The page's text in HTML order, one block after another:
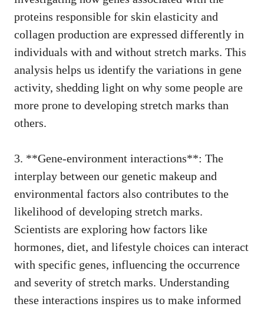
proteins⁢ responsible for skin⁢ elasticity and
collagen⁤ production are expressed differently in
individuals with and without stretch marks. This
⁢analysis helps us ‌identify the variations in gene ​
activity, shedding light on why some ⁢people are
more prone ‍to ​developing​ stretch marks than ​
others.
3.⁣ **Gene-environment interactions**: The
interplay between our genetic makeup and
environmental factors also‍ contributes to the
⁣likelihood ​of developing stretch ​marks.
Scientists⁤ are exploring how factors ​like
hormones, diet,⁢ and lifestyle ⁤choices ⁤can‍ interact
with specific genes, ⁤influencing the occurrence
and⁤ severity of stretch marks. Understanding
‌these interactions inspires us ⁣to make informed